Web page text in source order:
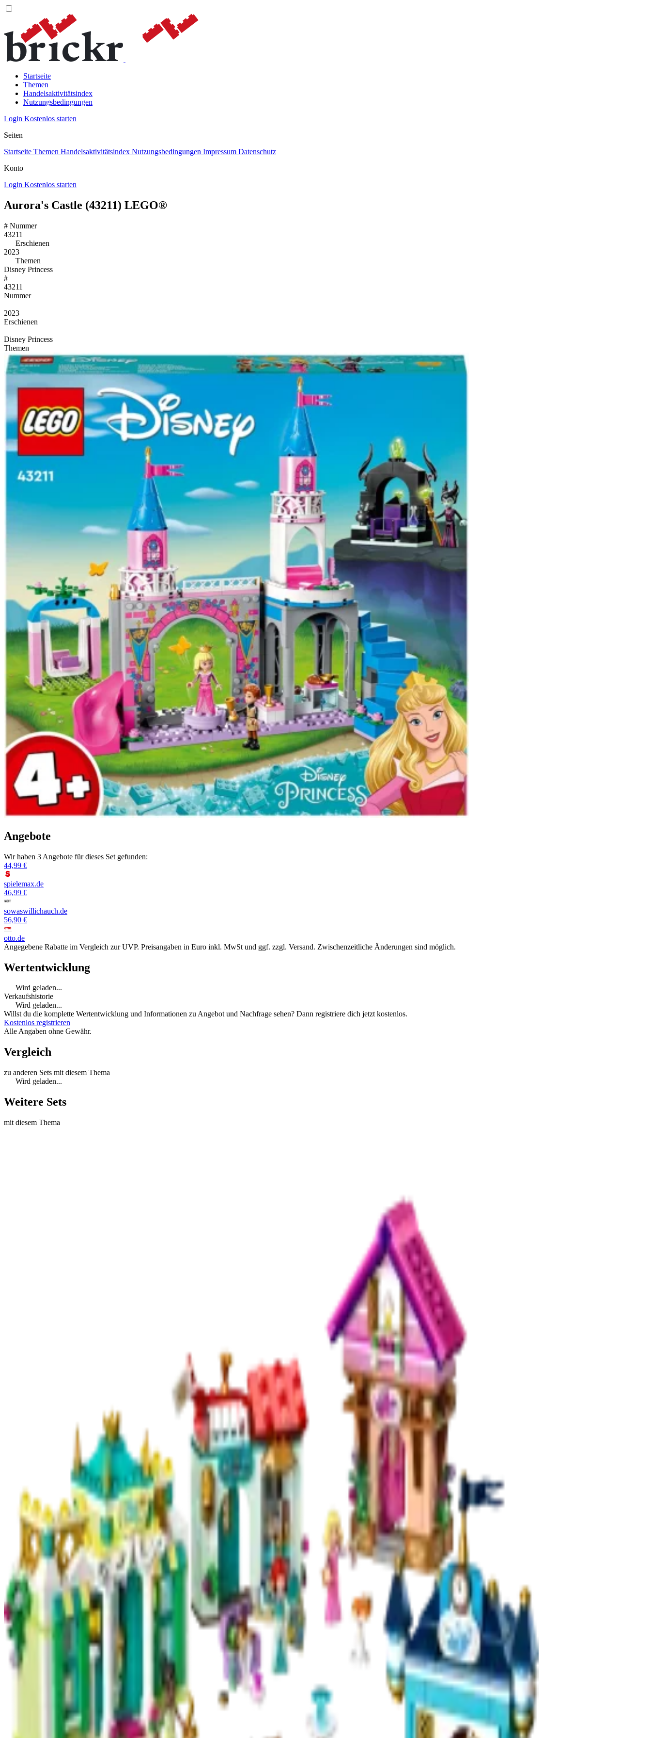
Startseite
Themen
Handelsaktivitätsindex
Nutzungsbedingungen
Login Kostenlos starten
Seiten
Startseite Themen Handelsaktivitätsindex Nutzungsbedingungen Impressum Datenschutz
Konto
Login Kostenlos starten
Aurora's Castle (43211) LEGO®
# Nummer
43211
Erschienen
2023
Themen
Disney Princess
#
43211
Nummer
2023
Erschienen
Disney Princess
Themen
Angebote
Wir haben 3 Angebote für dieses Set gefunden:
44,99 €
spielemax.de
46,99 €
sowaswillichauch.de
56,90 €
otto.de
Angegebene Rabatte im Vergleich zur UVP. Preisangaben in Euro inkl. MwSt und ggf. zzgl. Versand. Zwischenzeitliche Änderungen sind möglich.
Wertentwicklung
Wird geladen...
Verkaufshistorie
Wird geladen...
Willst du die komplette Wertentwicklung und Informationen zu Angebot und Nachfrage sehen? Dann registriere dich jetzt kostenlos.
Kostenlos registrieren
Alle Angaben ohne Gewähr.
Vergleich
zu anderen Sets mit diesem Thema
Wird geladen...
Weitere Sets
mit diesem Thema